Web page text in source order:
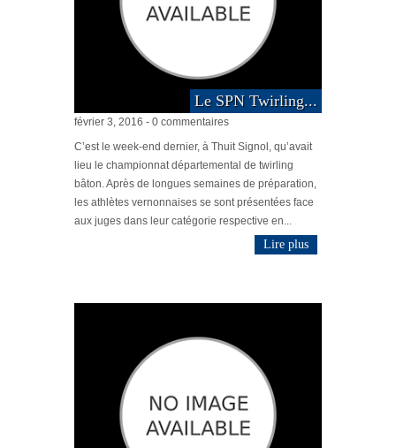
Le SPN Twirling...
février 3, 2016 - 0 commentaires
C’est le week-end dernier, à Thuit Signol, qu’avait
lieu le championnat départemental de twirling
bâton. Après de longues semaines de préparation,
les athlètes vernonnaises se sont présentées face
aux juges dans leur catégorie respective en...
Lire plus